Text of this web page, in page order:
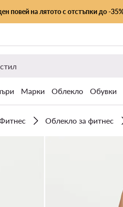
повей на лятото с отстъпки до -
Марки Облекло Обувки
Облекло за фитнес